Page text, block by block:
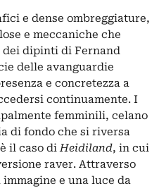
e dense ombreggiature,
e meccaniche che
dipinti di Fernand
delle avanguardie
e concretezza a
continuamente. I
femminili, celano
di fondo che si riversa
il caso diHeidiland, in cui
raver. Attraverso
e una luce da